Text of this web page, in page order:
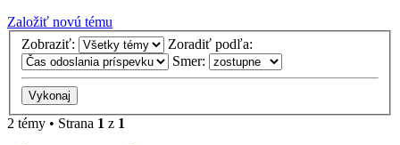
Založiť novú tému
Zobraziť:
Zoradiť podľa:
Smer:
2 témy • Strana 1 z 1